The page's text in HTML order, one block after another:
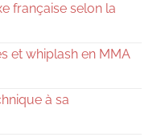
française selon la
et whiplash en MMA
à sa